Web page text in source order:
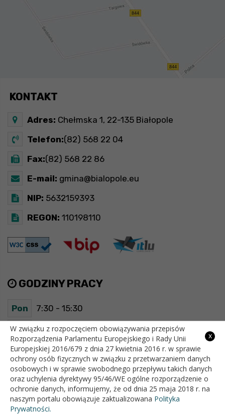
KONTAKT
Adres: Chełmska 1, 22-135 Białopole
Telefon:(82) 568 22 04
Fax:(82) 568 22 86
E-mail: gmina@bialopole.eu
NIP: 5632159393
REGON: 110198110
GODZINY PRACY
Pon 7:30 - 15:30
Wt 7:30 - 15:30
Śr 7:30 - 15:30
Czw 7:30 - 15:30
Pt 7:30 - 15:30
x
W związku z rozpoczęciem obowiązywania przepisów
Rozporządzenia Parlamentu Europejskiego i Rady Unii
Europejskiej 2016/679 z dnia 27 kwietnia 2016 r. w sprawie
ochrony osób fizycznych w związku z przetwarzaniem danych
osobowych i w sprawie swobodnego przepływu takich danych
oraz uchylenia dyrektywy 95/46/WE ogólne rozporządzenie o
ochronie danych, informujemy, że od dnia 25 maja 2018 r. na
naszym portalu obowiązuje zaktualizowana Polityka
Prywatności.